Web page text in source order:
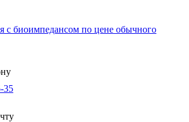
с биоимпедансом по цене обычного
35